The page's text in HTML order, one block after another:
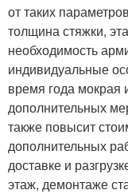
от таких
толщина стяжки,
необходимость
индивидуальные
время года мокрая
дополнительных
также повысит
дополнительных
доставке и
этаж, демонтаже